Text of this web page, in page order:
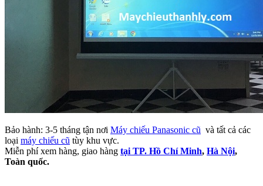
Bảo hành: 3-5 tháng tận nơi Máy chiếu Panasonic cũ và tất cả các
loại máy chiếu cũ tùy khu vực.
Miễn phí xem hàng, giao hàng tại TP. Hồ Chí Minh, Hà Nội,
Toàn quốc.